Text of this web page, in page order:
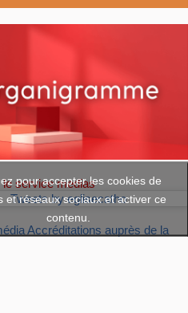
le service medias
Tweets by eglisecatho
pour accepter les cookies de
et réseaux sociaux et activer ce
contenu.
Accréditations auprès de la